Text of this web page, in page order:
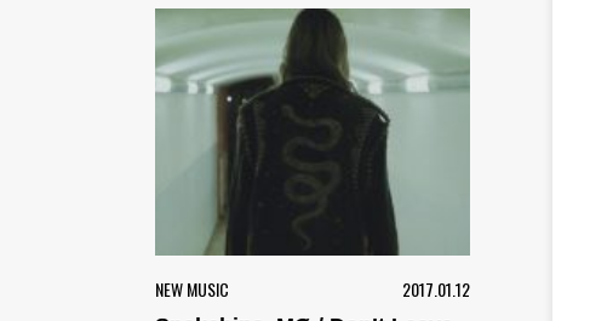
NEW MUSIC 2017.01.12